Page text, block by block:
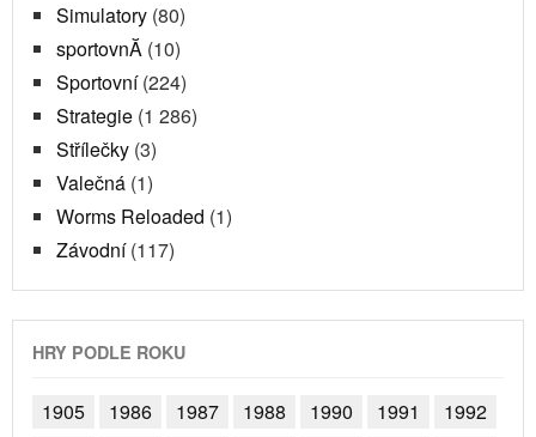
Simulatory (80)
sportovnĂ­ (10)
Sportovní(224)
Strategie (1 286)
Střílečky (3)
Valečná (1)
Worms Reloaded (1)
Závodní(117)
HRY PODLE ROKU
1905 1986 1987 1988 1990 1991
1992